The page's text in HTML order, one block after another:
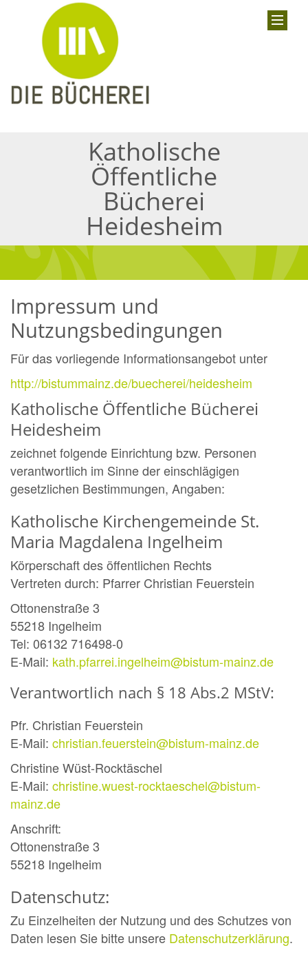
Katholische
Öffentliche
Bücherei
Heidesheim
Impressum und
Nutzungsbedingungen
Für das vorliegende Informationsangebot unter
http://bistummainz.de/buecherei/heidesheim
Katholische Öffentliche Bücherei
Heidesheim
zeichnet folgende Einrichtung bzw. Personen
verantwortlich im Sinne der einschlägigen
gesetzlichen Bestimmungen, Angaben:
Katholische Kirchengemeinde St.
Maria Magdalena Ingelheim
Körperschaft des öffentlichen Rechts
Vertreten durch: Pfarrer Christian Feuerstein
Ottonenstraße 3
55218 Ingelheim
Tel: 06132 716498-0
E-Mail: kath.pfarrei.ingelheim@bistum-mainz.de
Verantwortlich nach § 18 Abs.2 MStV:
Pfr. Christian Feuerstein
E-Mail: christian.feuerstein@bistum-mainz.de
Christine Wüst-Rocktäschel
E-Mail: christine.wuest-rocktaeschel@bistum-
mainz.de
Anschrift:
Ottonenstraße 3
55218 Ingelheim
Datenschutz:
Zu Einzelheiten der Nutzung und des Schutzes von
Daten lesen Sie bitte unsere Datenschutzerklärung.